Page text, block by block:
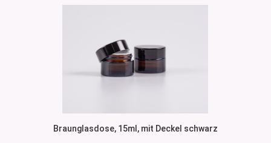
Braunglasdose, 15ml, mit Deckel schwarz